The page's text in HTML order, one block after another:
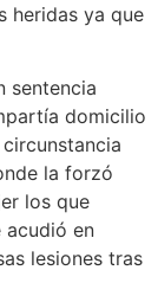
heridas ya que
sentencia
domicilio
la forzó
los que
en
lesiones tras